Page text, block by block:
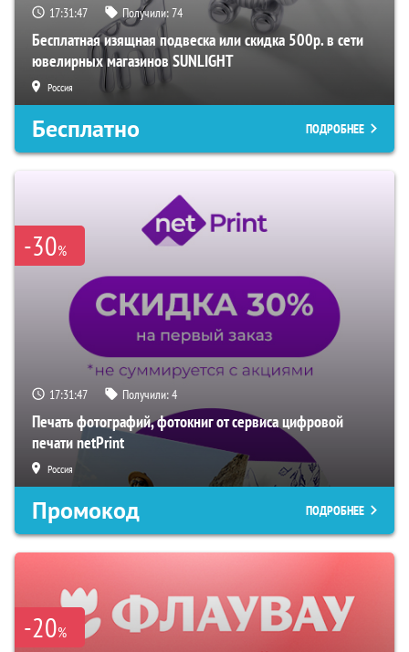
17:31:46 Получили:74
Бесплатная изящная подвеска или скидка 500р. в сети
ювелирных магазинов SUNLIGHT
Россия
Бесплатно ПОДРОБНЕЕ
-30%
17:31:46 Получили:4
Печать фотографий, фотокниг от сервиса цифровой
печати netPrint
Россия
Промокод ПОДРОБНЕЕ
-20%